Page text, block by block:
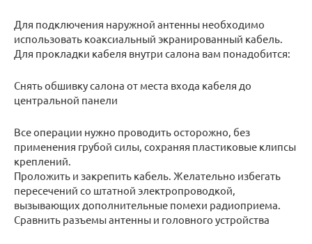
Для подключения наружной антенны необходимо
использовать коаксиальный экранированный кабель.
Для прокладки кабеля внутри салона вам понадобится:
Снять обшивку салона от места входа кабеля до
центральной панели
Все операции нужно проводить осторожно, без
применения грубой силы, сохраняя пластиковые клипсы
креплений.
Проложить и закрепить кабель. Желательно избегать
пересечений со штатной электропроводкой,
вызывающих дополнительные помехи радиоприема.
Сравнить разъемы антенны и головного устройства